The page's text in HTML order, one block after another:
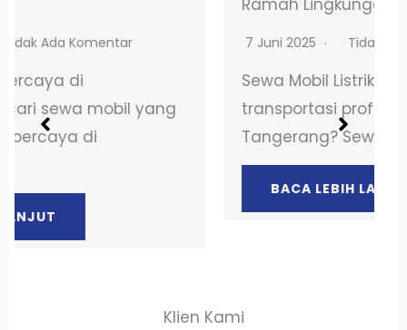
7 Juni 2025 Tidak Ada Komentar
Sewa Mobil Listrik di BSDButuh solusi
transportasi profesional di BSD
Tangerang? Sewa mobil dari PT…
BACA LEBIH LANJUT
Klien Kami